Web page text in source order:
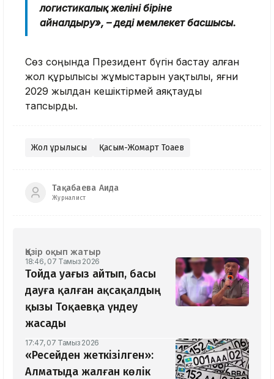
логистикалық желінің біріне
айналдыру», – деді мемлекет басшысы.
Сөз соңында Президент бүгін бастау алған
жол құрылысы жұмыстарын уақтылы, яғни
2029 жылдан кешіктірмей аяқтауды
тапсырды.
Жол құрылысы Қасым-Жомарт Тоқаев
Тақабаева Аида
Журналист
Қазір оқып жатыр
18:46, 07 Тамыз 2026
Тойда уағыз айтып, басы
дауға қалған ақсақалдың
қызы Тоқаевқа үндеу
жасады
17:47, 07 Тамыз 2026
«Ресейден жеткізілген»:
Алматыда жалған көлік